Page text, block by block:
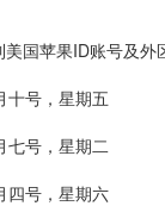
国苹果ID账号及外
十号，星期五
七号，星期二
四号，星期六